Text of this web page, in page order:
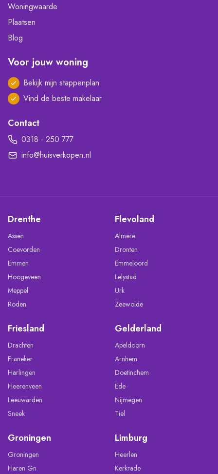
Woningwaarde
Plaatsen
Blog
Voor jouw woning
Bekijk mijn stappenplan
Vind de beste makelaar
Contact
0318 - 250 777
info@huisverkopen.nl
Drenthe
Assen
Coevorden
Emmen
Hoogeveen
Meppel
Roden
Flevoland
Almere
Dronten
Emmeloord
Lelystad
Urk
Zeewolde
Friesland
Drachten
Franeker
Harlingen
Heerenveen
Leeuwarden
Sneek
Gelderland
Apeldoorn
Arnhem
Doetinchem
Ede
Nijmegen
Tiel
Groningen
Groningen
Haren Gn
Limburg
Heerlen
Kerkrade